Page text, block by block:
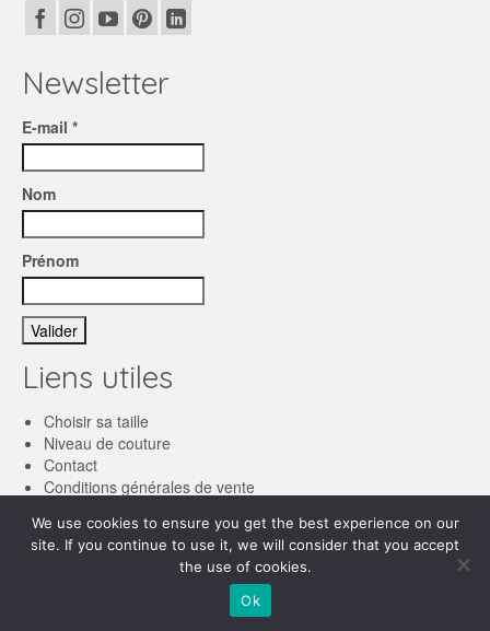
Newsletter
E-mail *
Nom
Prénom
Liens utiles
Choisir sa taille
Niveau de couture
Contact
Conditions générales de vente
We use cookies to ensure you get the best experience on our
site. If you continue to use it, we will consider that you accept
the use of cookies.
Ok